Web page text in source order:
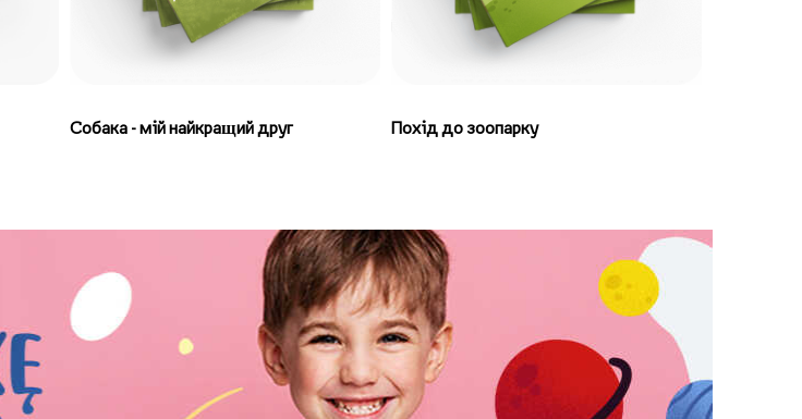
Собака - мій найкращий друг Похід до зоопарку